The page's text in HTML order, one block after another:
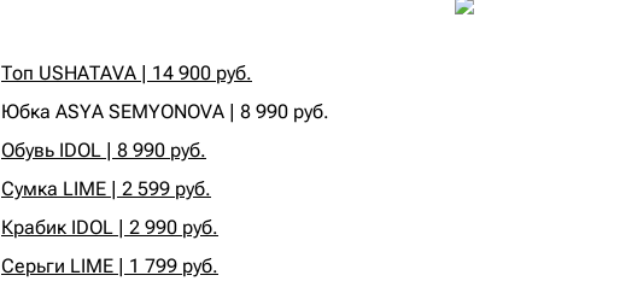
Топ USHATAVA | 14 900 руб.
Юбка ASYA SEMYONOVA | 8 990 руб.
Обувь IDOL | 8 990 руб.
Сумка LIME | 2 599 руб.
Крабик IDOL | 2 990 руб.
Серьги LIME | 1 799 руб.